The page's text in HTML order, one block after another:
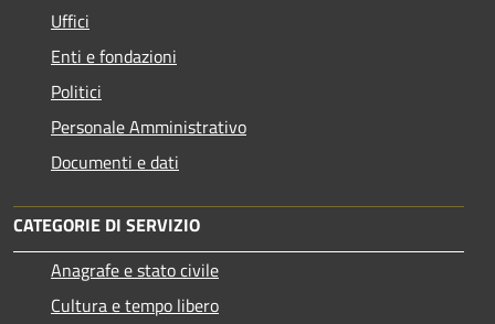
Uffici
Enti e fondazioni
Politici
Personale Amministrativo
Documenti e dati
CATEGORIE DI SERVIZIO
Anagrafe e stato civile
Cultura e tempo libero